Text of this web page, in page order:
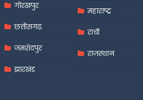
गोरखपुर
छत्तीसगढ़
जमशेदपुर
झारखंड
महाराष्ट्र
रांची
राजस्थान